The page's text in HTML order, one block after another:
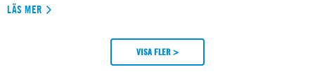
LÄS MER
VISA FLER >